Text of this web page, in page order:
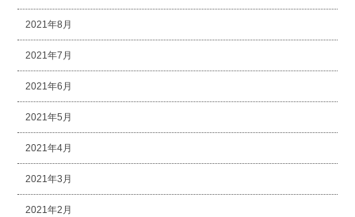
2021年8月
2021年7月
2021年6月
2021年5月
2021年4月
2021年3月
2021年2月